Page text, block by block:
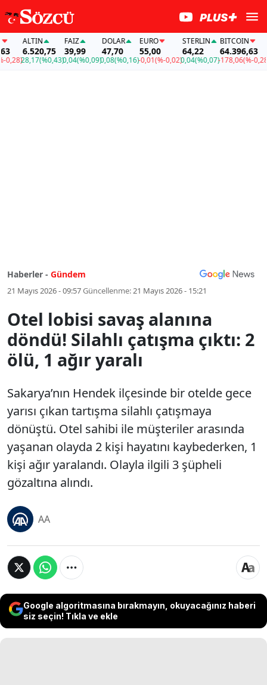
ALTIN
6.520,75
28,17(%0,43)
FAİZ
39,99
0,04(%0,09)
DOLAR
47,70
0,08(%0,16)
EURO
55,00
-0,01(%-0,02)
STERLIN
64,22
0,04(%0,07)
BITCOIN
64.396,63
-178,06(%-0,28)
Haberler - Gündem
21 Mayıs 2026 - 09:57Güncellenme:21 Mayıs 2026 - 15:21
Otel lobisi savaş alanına
döndü! Silahlı çatışma çıktı: 2
ölü, 1 ağır yaralı
Sakarya’nın Hendek ilçesinde bir otelde gece
yarısı çıkan tartışma silahlı çatışmaya
dönüştü. Otel sahibi ile müşteriler arasında
yaşanan olayda 2 kişi hayatını kaybederken, 1
kişi ağır yaralandı. Olayla ilgili 3 şüpheli
gözaltına alındı.
AA
Google algoritmasına bırakmayın, okuyacağınız haberi
siz seçin! Tıkla ve ekle